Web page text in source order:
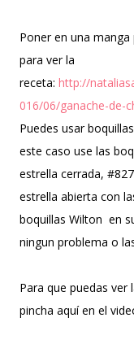
Poner en una
para ver la
receta: http://
016/06/ganache-de-
Puedes usar
este caso use las
estrella cerrada,
estrella abierta con
boquillas Wilton en
ningun problema o
Para que puedas
pincha aquí en el